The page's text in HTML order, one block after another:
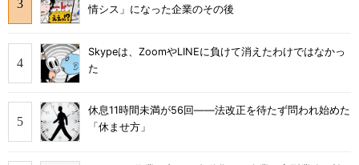
情シス」になった企業のその後
Skypeは、ZoomやLINEに負けて消えたわけではなかっ
た
休息11時間未満が56回――法改正を待たず問われ始めた
「休ませ方」